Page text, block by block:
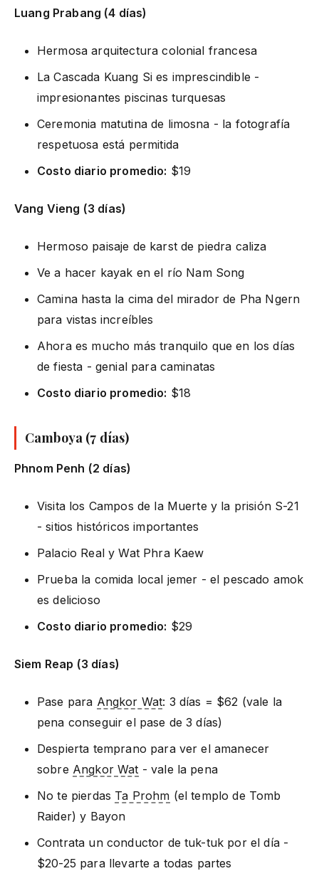
Luang Prabang (4 días)
Hermosa arquitectura colonial francesa
La Cascada Kuang Si es imprescindible -
impresionantes piscinas turquesas
Ceremonia matutina de limosna - la fotografía
respetuosa está permitida
Costo diario promedio: $19
Vang Vieng (3 días)
Hermoso paisaje de karst de piedra caliza
Ve a hacer kayak en el río Nam Song
Camina hasta la cima del mirador de Pha Ngern
para vistas increíbles
Ahora es mucho más tranquilo que en los días
de fiesta - genial para caminatas
Costo diario promedio: $18
Camboya (7 días)
Phnom Penh (2 días)
Visita los Campos de la Muerte y la prisión S-21
- sitios históricos importantes
Palacio Real y Wat Phra Kaew
Prueba la comida local jemer - el pescado amok
es delicioso
Costo diario promedio: $29
Siem Reap (3 días)
Pase para Angkor Wat: 3 días = $62 (vale la
pena conseguir el pase de 3 días)
Despierta temprano para ver el amanecer
sobre Angkor Wat - vale la pena
No te pierdas Ta Prohm (el templo de Tomb
Raider) y Bayon
Contrata un conductor de tuk-tuk por el día -
$20-25 para llevarte a todas partes